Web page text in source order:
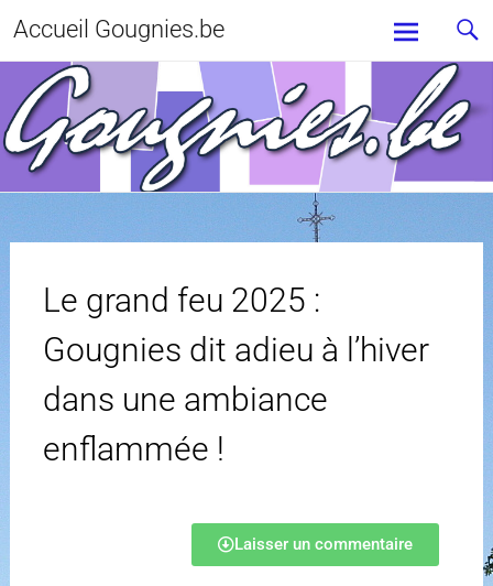
Accueil Gougnies.be
Le grand feu 2025 :
Gougnies dit adieu à l’hiver
dans une ambiance
enflammée !
Laisser un commentaire